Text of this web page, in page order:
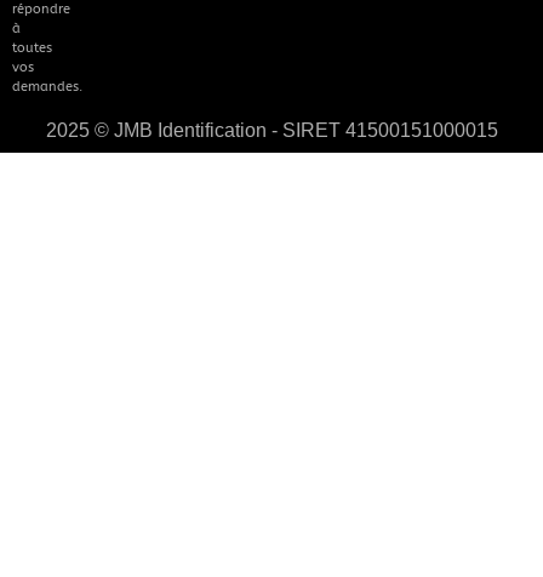
répondre
à
toutes
vos
demandes.
2025 © JMB Identification - SIRET 41500151000015